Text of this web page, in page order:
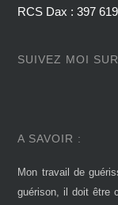
RCS Dax : 397
SUIVEZ MOI SUR
A SAVOIR :
Mon travail de
guérison, il doit être